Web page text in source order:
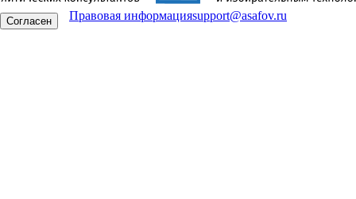
Согласен Правовая информацияsupport@asafov.ru